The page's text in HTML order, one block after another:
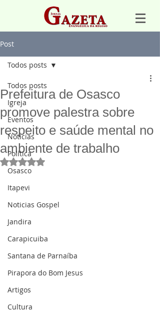
Post
Todos posts
Igreja
Eventos
Notícias
Política
Osasco
Itapevi
Noticias Gospel
Jandira
Carapicuiba
Santana de Parnaíba
Pirapora do Bom Jesus
Artigos
Cultura
Todos posts
Prefeitura de Osasco
promove palestra sobre
respeito e saúde mental no
ambiente de trabalho
Avaliado com NaN de 5 estrelas.